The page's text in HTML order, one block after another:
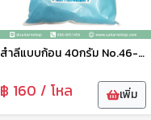
สำลีแบบก้อน 40กรัม No.46-001-13
฿ 160 / โหล เพิ่ม